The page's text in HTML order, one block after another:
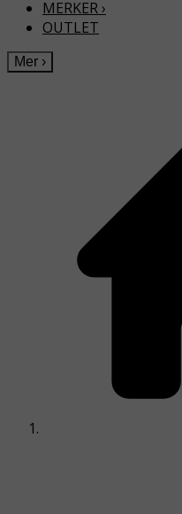
MERKER›
OUTLET
Mer ›